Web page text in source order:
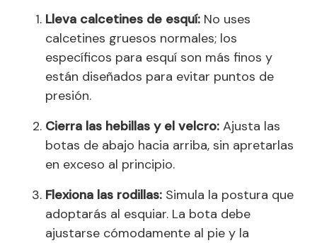
Lleva calcetines de esquí: No uses
calcetines gruesos normales; los
específicos para esquí son más finos y
están diseñados para evitar puntos de
presión.
Cierra las hebillas y el velcro: Ajusta las
botas de abajo hacia arriba, sin apretarlas
en exceso al principio.
Flexiona las rodillas: Simula la postura que
adoptarás al esquiar. La bota debe
ajustarse cómodamente al pie y la